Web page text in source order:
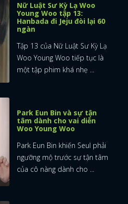
Nữ Luật Sư Kỳ Lạ Woo
Young Woo tập 13:
Hanbada đi Jeju đòi lại 60
ngàn
Tập 13 của Nữ Luật Sư Kỳ Lạ
Woo Young Woo tiếp tục là
một tập phim khá nhẹ ...
Park Eun Bin và sự tận
tâm dành cho vai diễn
Woo Young Woo
Park Eun Bin khiến Seul phải
ngưỡng mộ trước sự tận tâm
của cô nàng dành cho ...